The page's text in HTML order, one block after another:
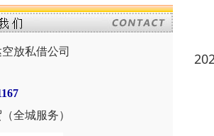
放私借公司
全城服务）